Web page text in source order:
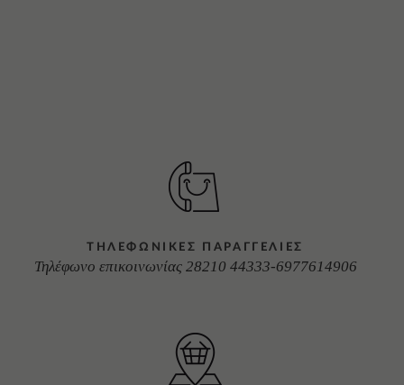
ΤΗΛΕΦΩΝΙΚΕΣ ΠΑΡΑΓΓΕΛΙΕΣ
Τηλέφωνο επικοινωνίας 28210 44333-6977614906